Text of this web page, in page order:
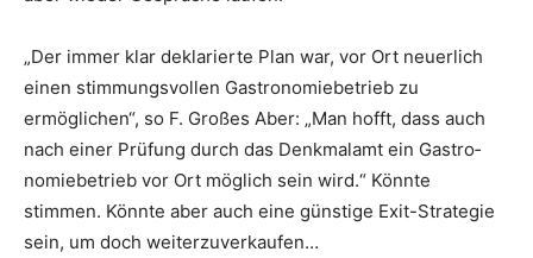
„Der immer klar deklarierte Plan war, vor Ort neuerlich
einen stimmungsvollen Gastronomiebetrieb zu
ermöglichen“, so F. Großes Aber: „Man hofft, dass auch
nach einer Prüfung durch das Denkmalamt ein Gastro­
nomiebetrieb vor Ort möglich sein wird.“ Könnte
stimmen. Könnte aber auch eine günstige Exit-Strategie
sein, um doch weiterzuverkaufen…